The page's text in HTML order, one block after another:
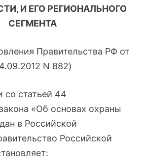
И ЕГО РЕГИОНАЛЬНОГО
СЕГМЕНТА
Правительства РФ от
N 882)
со статьей 44
«Об основах охраны
в Российской
Российской